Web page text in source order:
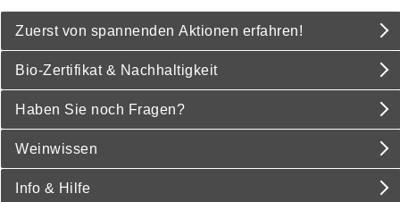
Zuerst von spannenden Aktionen erfahren!
Bio-Zertifikat & Nachhaltigkeit
Haben Sie noch Fragen?
Weinwissen
Info & Hilfe